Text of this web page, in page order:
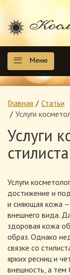
Меню
Главная
Статьи
Услуги
Услуги
Услуги
достижение и
и сияющая кожа –
внешнего вида.
здоровая кожа
образ. Однако
связке со
ярких ресниц и
внешность, а тем